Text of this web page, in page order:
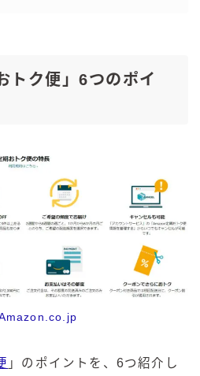
トク便」6つのポイ
」のポイントを、6つ紹介し